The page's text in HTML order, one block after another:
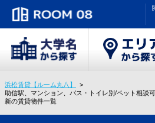
浜松賃貸【ルーム丸八】
助信駅、マンション、バス・トイレ別/ペット相談
新の賃貸物件一覧